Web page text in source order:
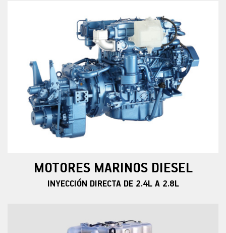
MOTORES MARINOS DIESEL
INYECCIÓN DIRECTA DE 2.4L A 2.8L